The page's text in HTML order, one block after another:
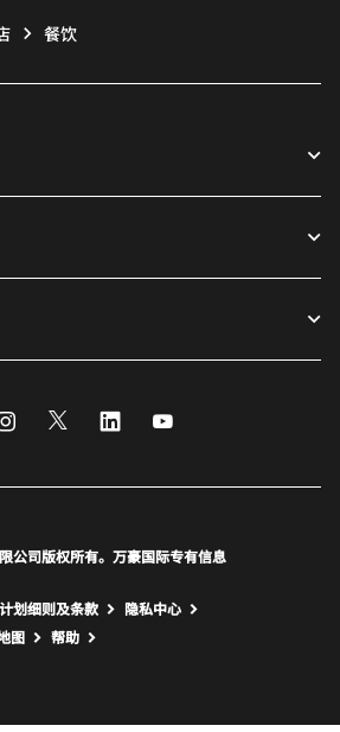
餐饮
Instagram
Twitter LinkedIn
公司版权所有。万豪国际专有信息
计划细则及条款
隐私中心
图 打开新窗口
帮助